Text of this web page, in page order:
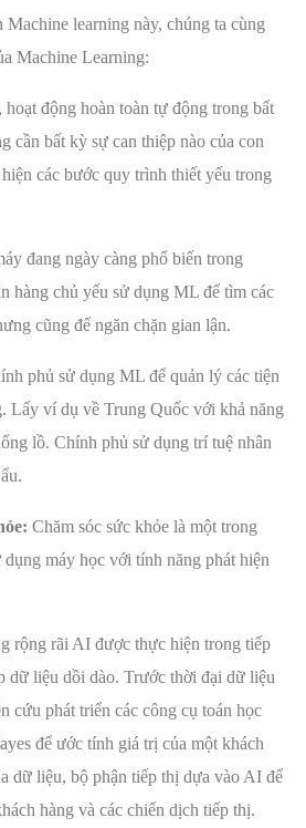
learning này, chúng ta cùng
Machine Learning:
hoạt động hoàn toàn tự động trong bất
cần bất kỳ sự can thiệp nào của con
các bước quy trình thiết yếu trong
đang ngày càng phổ biến trong
hàng chủ yếu sử dụng ML để tìm các
cũng để ngăn chặn gian lận.
phủ sử dụng ML để quản lý các tiện
Lấy ví dụ về Trung Quốc với khả năng
lồ. Chính phủ sử dụng trí tuệ nhân
Chăm sóc sức khỏe là một trong
máy học với tính năng phát hiện
rộng rãi AI được thực hiện trong tiếp
dữ liệu dồi dào. Trước thời đại dữ liệu
cứu phát triển các công cụ toán học
để ước tính giá trị của một khách
dữ liệu, bộ phận tiếp thị dựa vào AI để
hàng và các chiến dịch tiếp thị.